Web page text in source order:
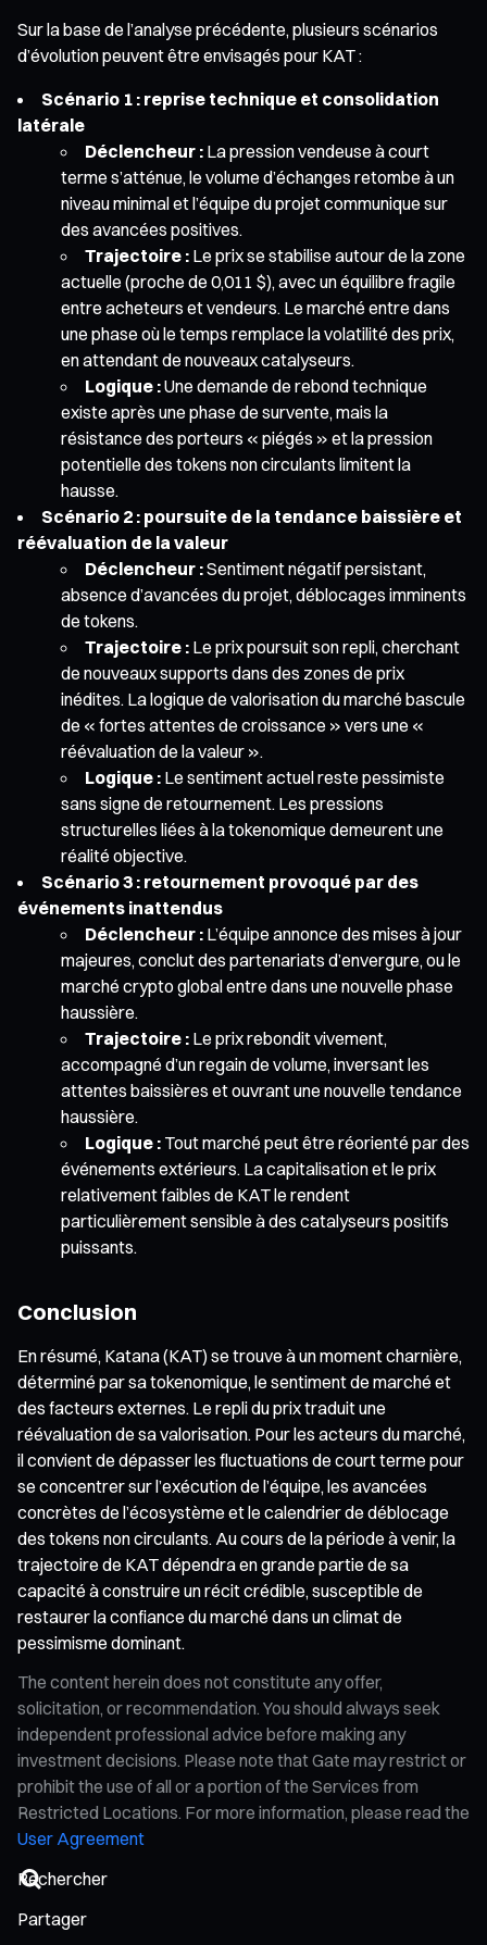
Sur la base de l’analyse précédente, plusieurs scénarios
d’évolution peuvent être envisagés pour KAT :
Scénario 1 : reprise technique et consolidation
latérale
Déclencheur : La pression vendeuse à court
terme s’atténue, le volume d’échanges retombe à un
niveau minimal et l’équipe du projet communique sur
des avancées positives.
Trajectoire : Le prix se stabilise autour de la zone
actuelle (proche de 0,011 $), avec un équilibre fragile
entre acheteurs et vendeurs. Le marché entre dans
une phase où le temps remplace la volatilité des prix,
en attendant de nouveaux catalyseurs.
Logique :Une demande de rebond technique
existe après une phase de survente, mais la
résistance des porteurs « piégés » et la pression
potentielle des tokens non circulants limitent la
hausse.
Scénario 2 : poursuite de la tendance baissière et
réévaluation de la valeur
Déclencheur :Sentiment négatif persistant,
absence d’avancées du projet, déblocages imminents
de tokens.
Trajectoire : Le prix poursuit son repli, cherchant
de nouveaux supports dans des zones de prix
inédites. La logique de valorisation du marché bascule
de « fortes attentes de croissance » vers une «
réévaluation de la valeur ».
Logique : Le sentiment actuel reste pessimiste
sans signe de retournement. Les pressions
structurelles liées à la tokenomique demeurent une
réalité objective.
Scénario 3 : retournement provoqué par des
événements inattendus
Déclencheur : L’équipe annonce des mises à jour
majeures, conclut des partenariats d’envergure, ou le
marché crypto global entre dans une nouvelle phase
haussière.
Trajectoire : Le prix rebondit vivement,
accompagné d’un regain de volume, inversant les
attentes baissières et ouvrant une nouvelle tendance
haussière.
Logique : Tout marché peut être réorienté par des
événements extérieurs. La capitalisation et le prix
relativement faibles de KAT le rendent
particulièrement sensible à des catalyseurs positifs
puissants.
Conclusion
En résumé, Katana (KAT) se trouve à un moment charnière,
déterminé par sa tokenomique, le sentiment de marché et
des facteurs externes. Le repli du prix traduit une
réévaluation de sa valorisation. Pour les acteurs du marché,
il convient de dépasser les fluctuations de court terme pour
se concentrer sur l’exécution de l’équipe, les avancées
concrètes de l’écosystème et le calendrier de déblocage
des tokens non circulants. Au cours de la période à venir, la
trajectoire de KAT dépendra en grande partie de sa
capacité à construire un récit crédible, susceptible de
restaurer la confiance du marché dans un climat de
pessimisme dominant.
The content herein does not constitute any offer,
solicitation, or recommendation. You should always seek
independent professional advice before making any
investment decisions. Please note that Gate may restrict or
prohibit the use of all or a portion of the Services from
Restricted Locations. For more information, please read the
User Agreement
Partager